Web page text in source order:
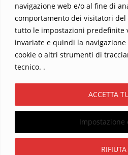
navigazione web e/o al fine di
comportamento dei visitatori del
tutto le impostazioni predefinite
invariate e quindi la
cookie o altri strumenti di
tecnico. .
Impostazione
RIFIUTA
ACCETTA
Sostieni La Buona Parola – dona 5
conta
Chi sono? Alessandro
I viaggi dell’anima
Copyright ©2026 La buona
WordPress &